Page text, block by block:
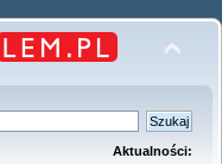
Aktualności: